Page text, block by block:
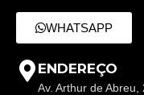
WHATSAPP
ENDEREÇO
Av. Arthur de Abreu,